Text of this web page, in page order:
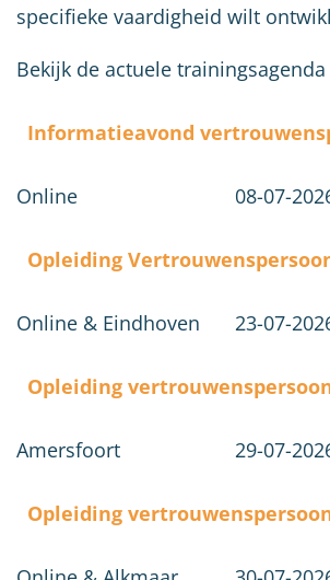
specifieke vaardigheid wilt
Bekijk de actuele
Informatieavond
Online 08-07-
Opleiding
Online & Eindhoven 23-07-
Opleiding
Amersfoort 29-07-
Opleiding